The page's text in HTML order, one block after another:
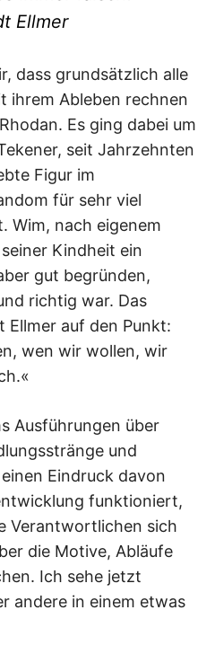
Ellmer
dass grundsätzlich alle
ihrem Ableben rechnen
Es ging dabei um
seit Jahrzehnten
Figur im
für sehr viel
Wim, nach eigenem
Kindheit ein
gut begründen,
richtig war. Das
Ellmer auf den Punkt:
wen wir wollen, wir
Ausführungen über
und
Eindruck davon
funktioniert,
Verantwortlichen sich
die Motive, Abläufe
Ich sehe jetzt
andere in einem etwas